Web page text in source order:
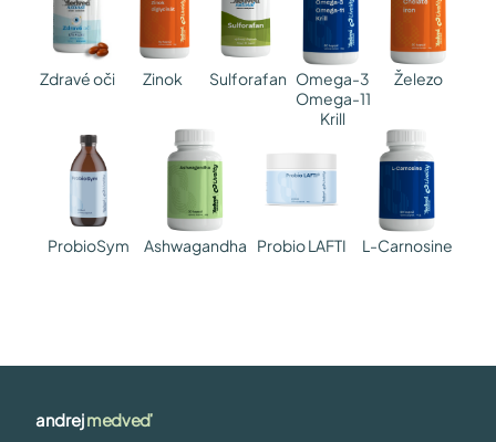
Zdravé oči Zinok Sulforafan Omega-3
Omega-11
Krill
Železo
ProbioSym Ashwagandha Probio LAFTI L-Carnosine
andrejmedveď